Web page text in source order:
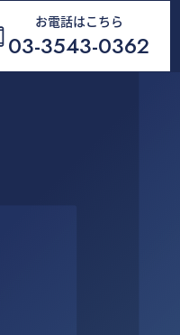
お電話はこちら
03-3543-0362